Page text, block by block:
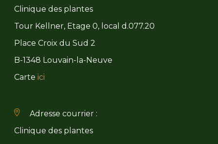
Clinique des plantes
Tour Kellner, Etage 0, local d.077.20
Place Croix du Sud 2
B-1348 Louvain-la-Neuve
Carte ici
Adresse courrier :
Clinique des plantes